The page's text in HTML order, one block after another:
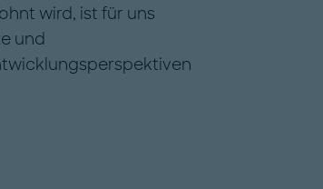
wird, ist für uns
und